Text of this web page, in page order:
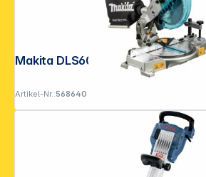
Makita DLS600Z Akku-Kappsäge
Artikel-Nr.:568640